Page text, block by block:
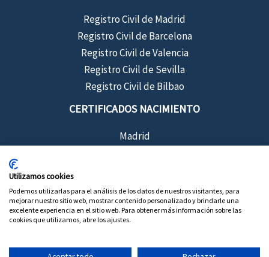
Registro Civil de Madrid
Registro Civil de Barcelona
Registro Civil de Valencia
Registro Civil de Sevilla
Registro Civil de Bilbao
CERTIFICADOS NACIMIENTO
Madrid
Valencia
Bilbao
Utilizamos cookies
Podemos utilizarlas para el análisis de los datos de nuestros visitantes, para
mejorar nuestro sitio web, mostrar contenido personalizado y brindarle una
excelente experiencia en el sitio web. Para obtener más información sobre las
cookies que utilizamos, abre los ajustes.